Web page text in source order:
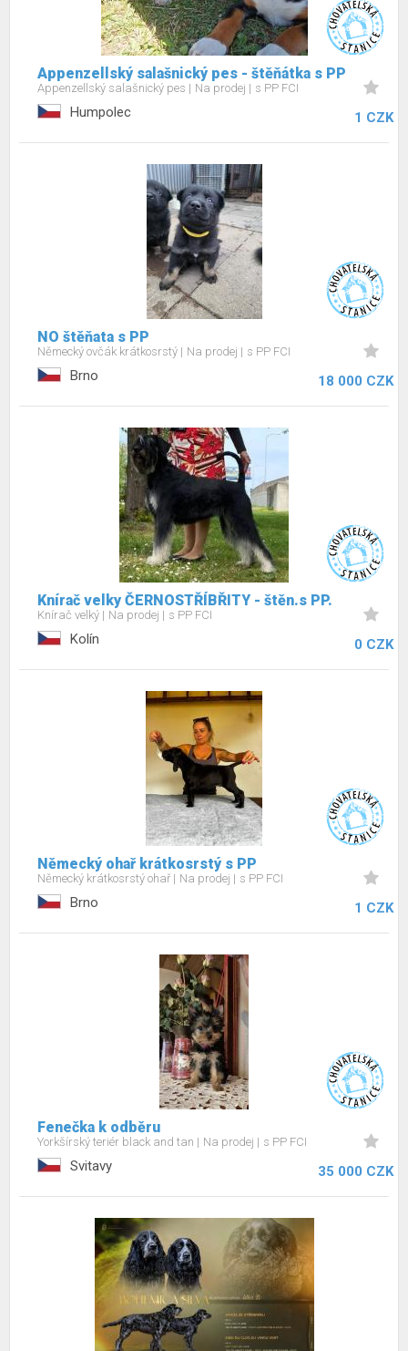
Appenzellský salašnický pes - štěňátka s PP
Appenzellský salašnický pes Na prodej s PP FCI
Humpolec 1 CZK
NO štěňata s PP
Německý ovčák krátkosrstý Na prodej s PP FCI
Brno 18 000 CZK
Knírač velky ČERNOSTŘÍBŘITY - štěn.s PP.
Knírač velký Na prodej s PP FCI
Kolín 0 CZK
Německý ohař krátkosrstý s PP
Německý krátkosrstý ohař Na prodej s PP FCI
Brno 1 CZK
Fenečka k odběru
Yorkšírský teriér black and tan Na prodej s PP FCI
Svitavy 35 000 CZK